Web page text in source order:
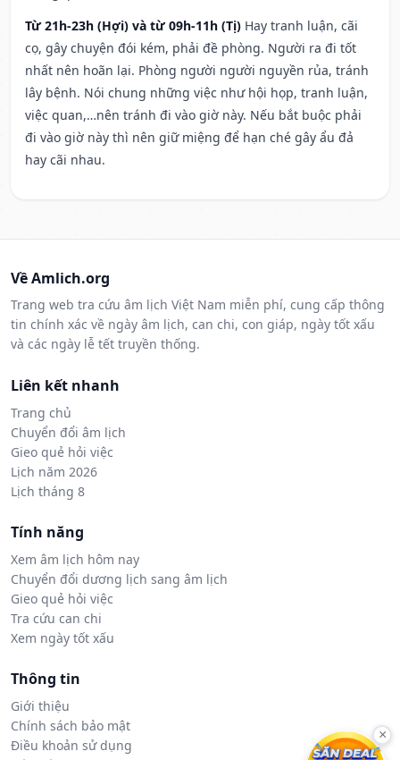
Từ 21h-23h (Hợi) và từ 09h-11h (Tị) Hay tranh luận, cãi
cọ, gây chuyện đói kém, phải đề phòng. Người ra đi tốt
nhất nên hoãn lại. Phòng người người nguyền rủa, tránh
lây bệnh. Nói chung những việc như hội họp, tranh luận,
việc quan,…nên tránh đi vào giờ này. Nếu bắt buộc phải
đi vào giờ này thì nên giữ miệng để hạn ché gây ẩu đả
hay cãi nhau.
Về Amlich.org
Trang web tra cứu âm lịch Việt Nam miễn phí, cung cấp thông
tin chính xác về ngày âm lịch, can chi, con giáp, ngày tốt xấu
và các ngày lễ tết truyền thống.
Liên kết nhanh
Trang chủ
Chuyển đổi âm lịch
Gieo quẻ hỏi việc
Lịch năm 2026
Lịch tháng 8
Tính năng
Xem âm lịch hôm nay
Chuyển đổi dương lịch sang âm lịch
Gieo quẻ hỏi việc
Tra cứu can chi
Xem ngày tốt xấu
Thông tin
Giới thiệu
Chính sách bảo mật
Điều khoản sử dụng
×